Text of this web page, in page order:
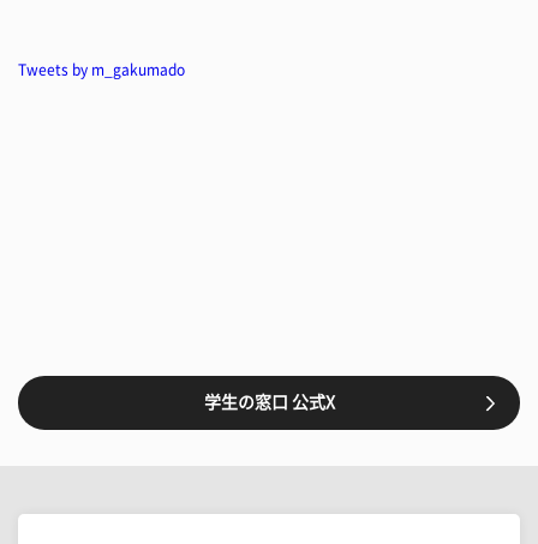
Tweets by m_gakumado
学生の窓口 公式X